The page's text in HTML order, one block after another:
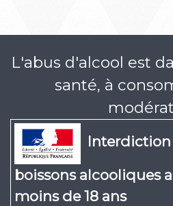
L'abus d'alcool est
santé, à
Interdiction
boissons alcooliques
moins de 18 ans